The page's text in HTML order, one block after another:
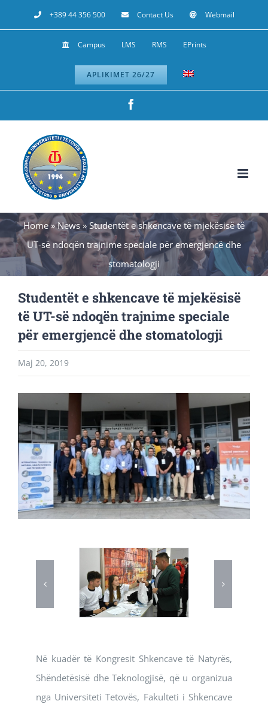
to
+389 44 356 500 Contact Us Webmail
Campus LMS RMS EPrints
APLIKIMET 26/27
Home»News» Studentët e shkencave të mjekësisë të
UT-së ndoqën trajnime speciale për emergjencë dhe
stomatologji
Studentët e shkencave të mjekësisë
të UT-së ndoqën trajnime speciale
për emergjencë dhe stomatologji
Maj 20, 2019
Larger
Image
Në kuadër të Kongresit Shkencave të Natyrës,
Shëndetësisë dhe Teknologjisë, që u organizua
nga Universiteti Tetovës, Fakulteti i Shkencave